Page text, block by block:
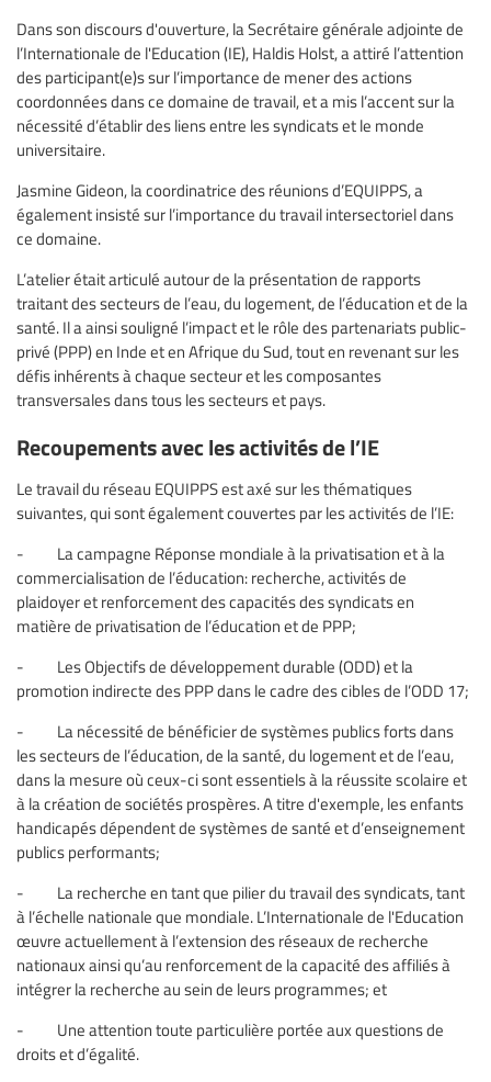
Dans son discours d'ouverture, la Secrétaire générale adjointe de
l’Internationale de l'Education (IE), Haldis Holst, a attiré l’attention
des participant(e)s sur l’importance de mener des actions
coordonnées dans ce domaine de travail, et a mis l’accent sur la
nécessité d’établir des liens entre les syndicats et le monde
universitaire.
Jasmine Gideon, la coordinatrice des réunions d’EQUIPPS, a
également insisté sur l’importance du travail intersectoriel dans
ce domaine.
L’atelier était articulé autour de la présentation de rapports
traitant des secteurs de l’eau, du logement, de l’éducation et de la
santé. Il a ainsi souligné l’impact et le rôle des partenariats public-
privé (PPP) en Inde et en Afrique du Sud, tout en revenant sur les
défis inhérents à chaque secteur et les composantes
transversales dans tous les secteurs et pays.
Recoupements avec les activités de l’IE
Le travail du réseau EQUIPPS est axé sur les thématiques
suivantes, qui sont également couvertes par les activités de l’IE:
- La campagne Réponse mondiale à la privatisation et à la
commercialisation de l’éducation: recherche, activités de
plaidoyer et renforcement des capacités des syndicats en
matière de privatisation de l’éducation et de PPP;
- Les Objectifs de développement durable (ODD) et la
promotion indirecte des PPP dans le cadre des cibles de l’ODD 17;
- La nécessité de bénéficier de systèmes publics forts dans
les secteurs de l’éducation, de la santé, du logement et de l’eau,
dans la mesure où ceux-ci sont essentiels à la réussite scolaire et
à la création de sociétés prospères. A titre d'exemple, les enfants
handicapés dépendent de systèmes de santé et d’enseignement
publics performants;
- La recherche en tant que pilier du travail des syndicats, tant
à l’échelle nationale que mondiale. L’Internationale de l'Education
œuvre actuellement à l’extension des réseaux de recherche
nationaux ainsi qu’au renforcement de la capacité des affiliés à
intégrer la recherche au sein de leurs programmes; et
- Une attention toute particulière portée aux questions de
droits et d’égalité.